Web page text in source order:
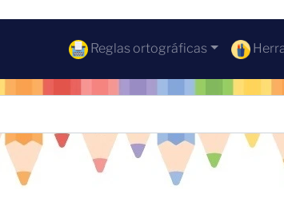
Reglas ortográficas